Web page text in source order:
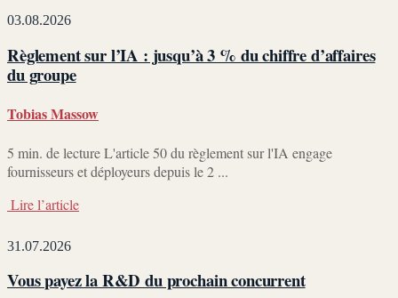
03.08.2026
Règlement sur l’IA : jusqu’à 3 % du chiffre d’affaires
du groupe
Tobias Massow
5 min. de lecture L'article 50 du règlement sur l'IA engage
fournisseurs et déployeurs depuis le 2 ...
Lire l’article
31.07.2026
Vous payez la R&D du prochain concurrent